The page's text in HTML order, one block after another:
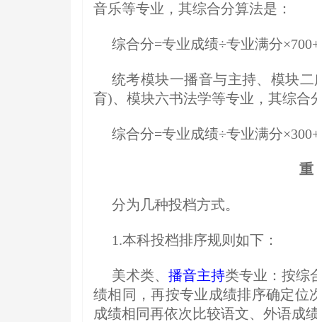
音乐等专业，其综合分算法是：
综合分=专业成绩÷专业满分
统考模块一播音与主持、模块
育)、模块六书法学等专业，其综合
综合分=专业成绩÷专业满分
重
分为几种投档方式。
1.本科投档排序规则如下：
美术类、 播音主持类专业：按综
绩相同，再按专业成绩排序确定
成绩相同再依次比较语文、外语成